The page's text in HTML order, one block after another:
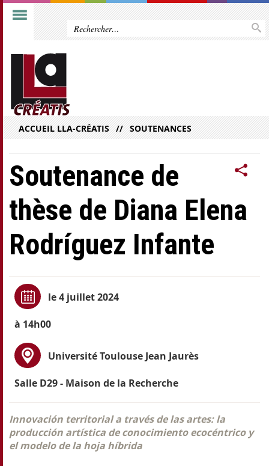
ACCUEIL LLA-CRÉATIS SOUTENANCES
Soutenance de
thèse de Diana Elena
Rodríguez Infante
le 4 juillet 2024
à 14h00
Université Toulouse Jean Jaurès
Salle D29 - Maison de la Recherche
Innovación territorial a través de las artes: la
producción artística de conocimiento ecocéntrico y
el modelo de la hoja híbrida